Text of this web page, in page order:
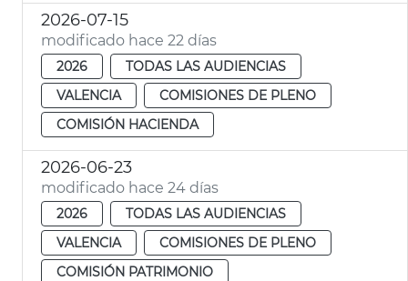
2026-07-15
modificado hace 22 días
2026
TODAS LAS AUDIENCIAS
VALENCIA
COMISIONES DE PLENO
COMISIÓN HACIENDA
2026-06-23
modificado hace 24 días
2026
TODAS LAS AUDIENCIAS
VALENCIA
COMISIONES DE PLENO
COMISIÓN PATRIMONIO